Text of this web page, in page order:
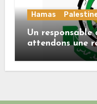
Hamas
Un responsable
attendons une
Mladenov
route de la